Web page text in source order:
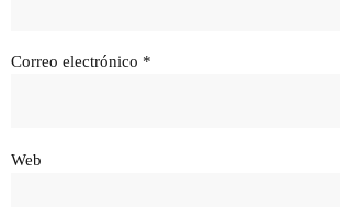
Correo electrónico *
Web